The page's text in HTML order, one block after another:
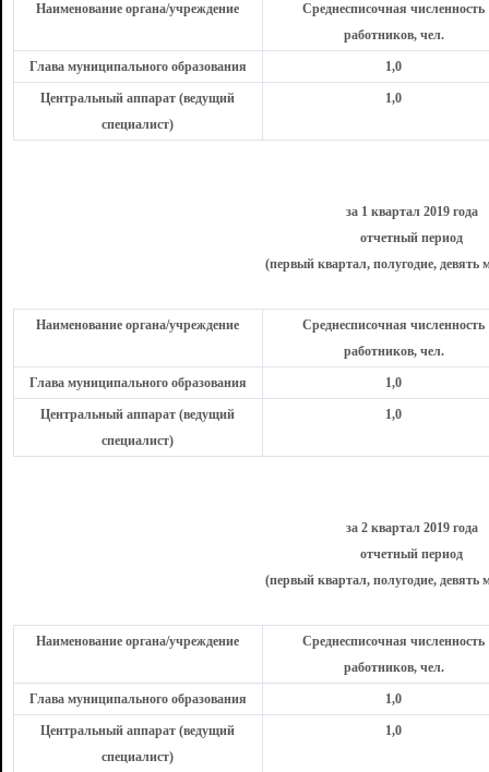
Наименование органа/учреждение
Среднесписочная численность
работников, чел.
Глава муниципального образования 1,0
Центральный аппарат (ведущий
специалист)
1,0
за 1 квартал 2019 года
отчетный период
(первый квартал, полугодие, девять
Наименование органа/учреждение
Среднесписочная численность
работников, чел.
Глава муниципального образования 1,0
Центральный аппарат (ведущий
специалист)
1,0
за 2 квартал 2019 года
отчетный период
(первый квартал, полугодие, девять
Наименование органа/учреждение
Среднесписочная численность
работников, чел.
Глава муниципального образования 1,0
Центральный аппарат (ведущий
специалист)
1,0